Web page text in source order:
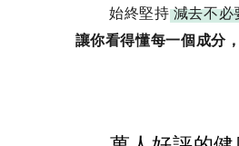
始終堅持 減去不必
讓你看得懂每一個成分